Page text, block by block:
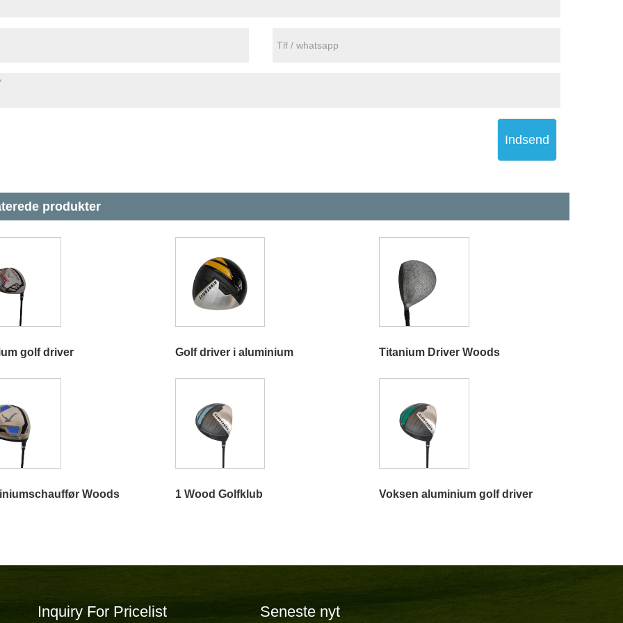
Indsend
produkter
golf driver Golf driver i aluminium Titanium Driver Woods
Woods 1 Wood Golfklub Voksen aluminium golf driver
Inquiry For Pricelist Seneste nyt